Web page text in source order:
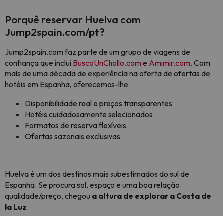
Porquê reservar Huelva com
Jump2spain.com/pt?
Jump2spain.com faz parte de um grupo de viagens de
confiança que inclui BuscoUnChollo.com e Amimir.com. Com
mais de uma década de experiência na oferta de ofertas de
hotéis em Espanha, oferecemos-lhe
Disponibilidade real e preços transparentes
Hotéis cuidadosamente selecionados
Formatos de reserva flexíveis
Ofertas sazonais exclusivas
Huelva é um dos destinos mais subestimados do sul de
Espanha. Se procura sol, espaço e uma boa relação
qualidade/preço, chegou a altura de explorar a Costa de
la Luz.